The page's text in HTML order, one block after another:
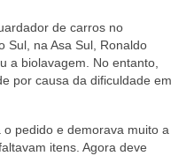
de carros no
Sul, na Asa Sul, Ronaldo
a biolavagem. No entanto,
por causa da dificuldade em
o pedido e demorava muito a
itens. Agora deve